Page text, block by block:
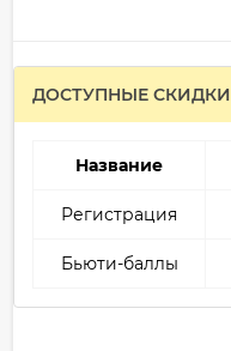
ДОСТУПНЫЕ СКИДКИ
Название
Регистрация
Бьюти-баллы